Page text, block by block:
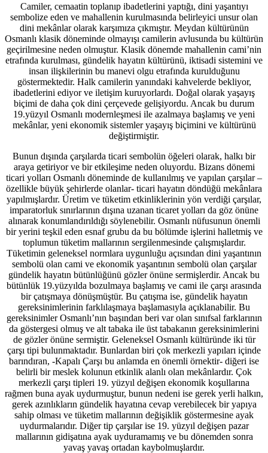
Camiler, cemaatin toplanıp ibadetlerini yaptığı, dini yaşantıyı
sembolize eden ve mahallenin kurulmasında belirleyici unsur olan
dini mekânlar olarak karşımıza çıkmıştır. Meydan kültürünün
Osmanlı klasik döneminde olmayışı camilerin avlusunda bu kültürün
geçirilmesine neden olmuştur. Klasik dönemde mahallenin cami’nin
etrafında kurulması, gündelik hayatın kültürünü, iktisadi sistemini ve
insan ilişkilerinin bu manevi olgu etrafında kurulduğunu
göstermektedir. Halk camilerin yanındaki kahvelerde bekliyor,
ibadetlerini ediyor ve iletişim kuruyorlardı. Doğal olarak yaşayış
biçimi de daha çok dini çerçevede gelişiyordu. Ancak bu durum
19.yüzyıl Osmanlı modernleşmesi ile azalmaya başlamış ve yeni
mekânlar, yeni ekonomik sistemler yaşayış biçimini ve kültürünü
değiştirmiştir.
Bunun dışında çarşılarda ticari sembolün öğeleri olarak, halkı bir
araya getiriyor ve bir etkileşime neden oluyordu. Bizans dönemi
ticari yolları Osmanlı döneminde de kullanılmış ve yapılan çarşılar –
özellikle büyük şehirlerde olanlar- ticari hayatın döndüğü mekânlara
yapılmışlardır. Üretim ve tüketim etkinliklerinin yön verdiği çarşılar,
imparatorluk sınırlarının dışına uzanan ticaret yolları da göz önüne
alınarak konumlandırıldığı söylenebilir. Osmanlı nüfusunun önemli
bir yerini teşkil eden esnaf grubu da bu bölümde işlerini halletmiş ve
toplumun tüketim mallarının sergilenmesinde çalışmışlardır.
Tüketimin geleneksel normlara uygunluğu açısından dini yaşantının
sembolü olan cami ve ekonomik yaşantının sembolü olan çarşılar
gündelik hayatın bütünlüğünü gözler önüne sermişlerdir. Ancak bu
bütünlük 19.yüzyılda bozulmaya başlamış ve cami ile çarşı arasında
bir çatışmaya dönüşmüştür. Bu çatışma ise, gündelik hayatın
gereksinimlerinin farklılaşmaya başlamasıyla açıklanabilir. Bu
gereksinimler Osmanlı’nın başından beri var olan sınıfsal farklarının
da göstergesi olmuş ve alt tabaka ile üst tabakanın gereksinimlerini
de gözler önüne sermiştir. Geleneksel Osmanlı kültüründe iki tür
çarşı tipi bulunmaktadır. Bunlardan biri çok merkezli yapıları içinde
barındıran, -Kapalı Çarşı bu anlamda en önemli örnektir- diğeri ise
belirli bir meslek kolunun etkinlik alanlı olan mekânlardır. Çok
merkezli çarşı tipleri 19. yüzyıl değişen ekonomik koşullarına
rağmen buna ayak uydurmuştur, bunun nedeni ise gerek yerli halkın,
gerek azınlıkların gündelik hayatına cevap verebilecek bir yapıya
sahip olması ve tüketim mallarının değişiklik göstermesine ayak
uydurmalarıdır. Diğer tip çarşılar ise 19. yüzyıl değişen pazar
mallarının gidişatına ayak uyduramamış ve bu dönemden sonra
yavaş yavaş ortadan kaybolmuşlardır.